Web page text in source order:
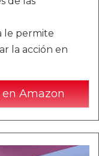
le permite
la acción en
Amazon